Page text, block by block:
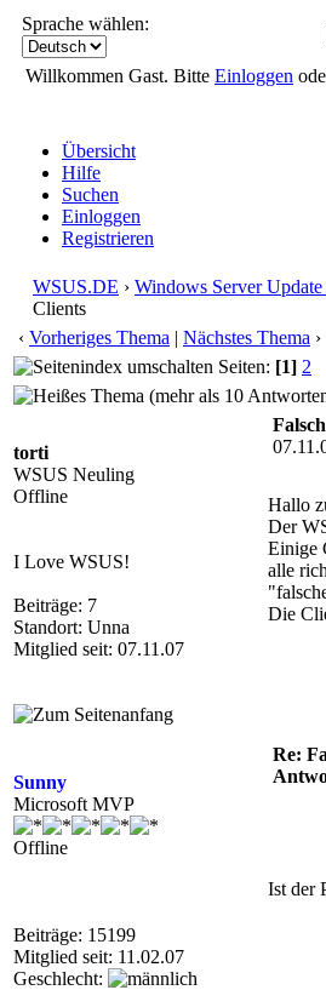
Sprache wählen:
Willkommen Gast. Bitte Einloggen
Übersicht
Hilfe
Suchen
Einloggen
Registrieren
WSUS.DE › Windows Server Update
Clients
‹ Vorheriges Thema | Nächstes Thema ›
Seiten: [1] 2
torti
WSUS Neuling
Offline
I Love WSUS!
Beiträge: 7
Standort: Unna
Mitglied seit: 07.11.07
Hallo
Der
Einige
alle
Die
Sunny
Microsoft MVP
Offline
Beiträge: 15199
Mitglied seit: 11.02.07
Geschlecht:
Re:
Ist der